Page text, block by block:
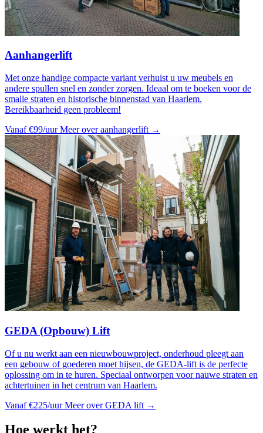
Aanhangerlift
Met onze handige compacte variant verhuist u uw meubels en
andere spullen snel en zonder zorgen. Ideaal om te boeken voor de
smalle straten en historische binnenstad van Haarlem.
Bereikbaarheid geen probleem!
Vanaf €99/uur Meer over aanhangerlift →
GEDA (Opbouw) Lift
Of u nu werkt aan een nieuwbouwproject, onderhoud pleegt aan
een gebouw of goederen moet hijsen, de GEDA-lift is de perfecte
oplossing om in te huren. Speciaal ontworpen voor nauwe straten en
achtertuinen in het centrum van Haarlem.
Vanaf €225/uur Meer over GEDA lift →
Hoe werkt het?